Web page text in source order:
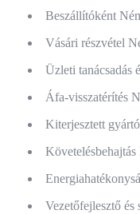
Beszállítóként
Vásári részvétel
Üzleti tanácsadás
Áfa-visszatérítés
Kiterjesztett
Követelésbehajtás
Vezetőfejlesztő